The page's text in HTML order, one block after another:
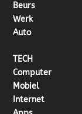
Beurs
Werk
Auto
TECH
Computer
Mobiel
Internet